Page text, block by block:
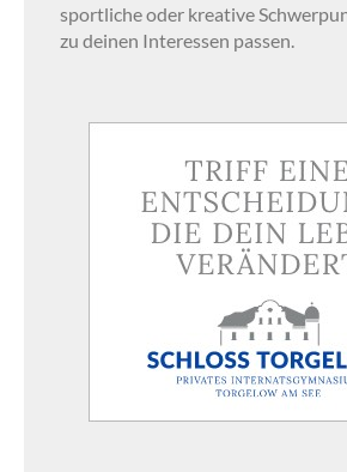
sportliche oder kreative
zu deinen Interessen passen.